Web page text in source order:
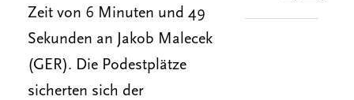
Zeit von 6 Minuten und 49
Sekunden an Jakob Malecek
(GER). Die Podestplätze
sicherten sich der